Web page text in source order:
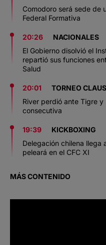
Comodoro será sede de
Federal Formativa
20:26
NACIONALES
El Gobierno disolvió el
repartió sus funciones
Salud
20:01
TORNEO
River perdió ante Tigre
consecutiva
19:39
KICKBOXING
Delegación chilena llega
peleará en el CFC XI
MÁS CONTENIDO